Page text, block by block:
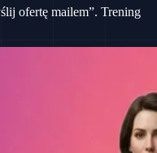
ofertę mailem”. Trening